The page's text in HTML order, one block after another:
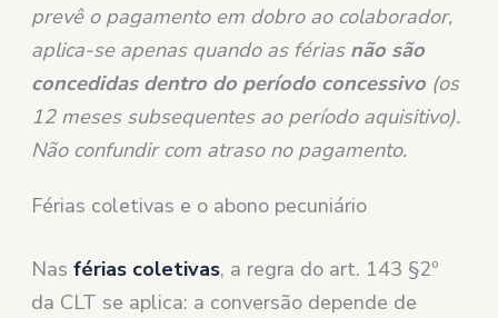
prevê o pagamento em dobro ao colaborador,
aplica-se apenas quando as férias não são
concedidas dentro do período concessivo (os
12 meses subsequentes ao período aquisitivo).
Não confundir com atraso no pagamento.
Férias coletivas e o abono pecuniário
Nasférias coletivas, a regra do art. 143 §2º
da CLT se aplica: a conversão depende de